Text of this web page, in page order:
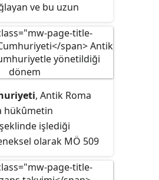
ve Roma
tam anlamıyla
ve bu uzun
kişileri hepsini bir
bir bilgi kaynağıdır.
tek başına
yapmayan ya da
unvanını hiçbir
birçok Bizans
isimlerini
, Antik Roma
hükûmetin
işlediği
olarak MÖ 509
Bu dönemde ilk